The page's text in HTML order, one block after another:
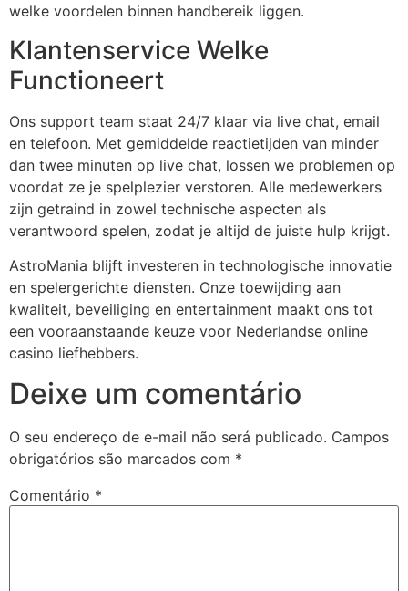
giriş
giriş
Panel
welke voordelen binnen handbereik liggen.
Klantenservice Welke
Functioneert
Ons support team staat 24/7 klaar via live chat, email
en telefoon. Met gemiddelde reactietijden van minder
dan twee minuten op live chat, lossen we problemen op
voordat ze je spelplezier verstoren. Alle medewerkers
zijn getraind in zowel technische aspecten als
verantwoord spelen, zodat je altijd de juiste hulp krijgt.
AstroMania blijft investeren in technologische innovatie
en spelergerichte diensten. Onze toewijding aan
kwaliteit, beveiliging en entertainment maakt ons tot
een vooraanstaande keuze voor Nederlandse online
casino liefhebbers.
Deixe um comentário
O seu endereço de e-mail não será publicado. Campos
obrigatórios são marcados com *
Comentário *